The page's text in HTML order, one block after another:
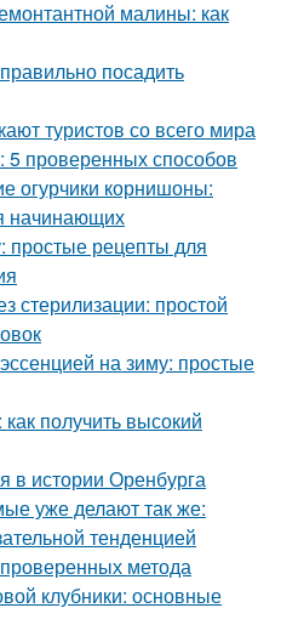
малины: как
посадить
туристов со всего мира
5 проверенных способов
огурчики корнишоны:
начинающих
простые рецепты для
стерилизации: простой
на зиму: простые
получить высокий
в истории Оренбурга
уже делают так же:
тенденцией
метода
клубники: основные